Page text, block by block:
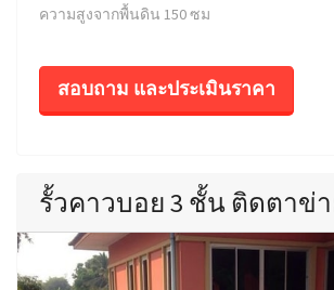
ความสูงจากพื้นดิน 150 ซม
สอบถาม และประเมินราคา
รั้วคาวบอย 3 ชั้น ติดตาข่